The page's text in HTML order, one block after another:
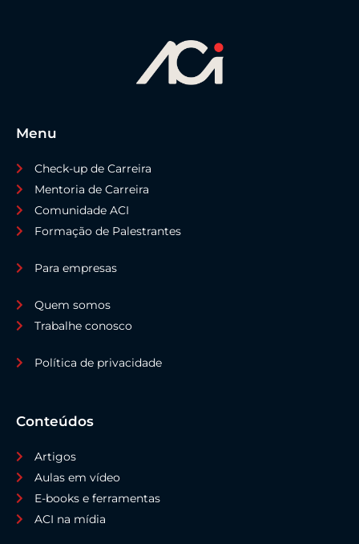
Menu
Check-up de Carreira
Mentoria de Carreira
Comunidade ACI
Formação de Palestrantes
Para empresas
Quem somos
Trabalhe conosco
Política de privacidade
Conteúdos
Artigos
Aulas em vídeo
E-books e ferramentas
ACI na mídia